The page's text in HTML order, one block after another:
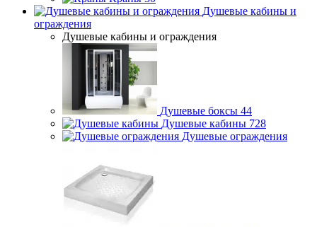
Душевые кабины и
ограждения
Душевые кабины и ограждения
Душевые боксы 44
Душевые кабины 728
Душевые ограждения